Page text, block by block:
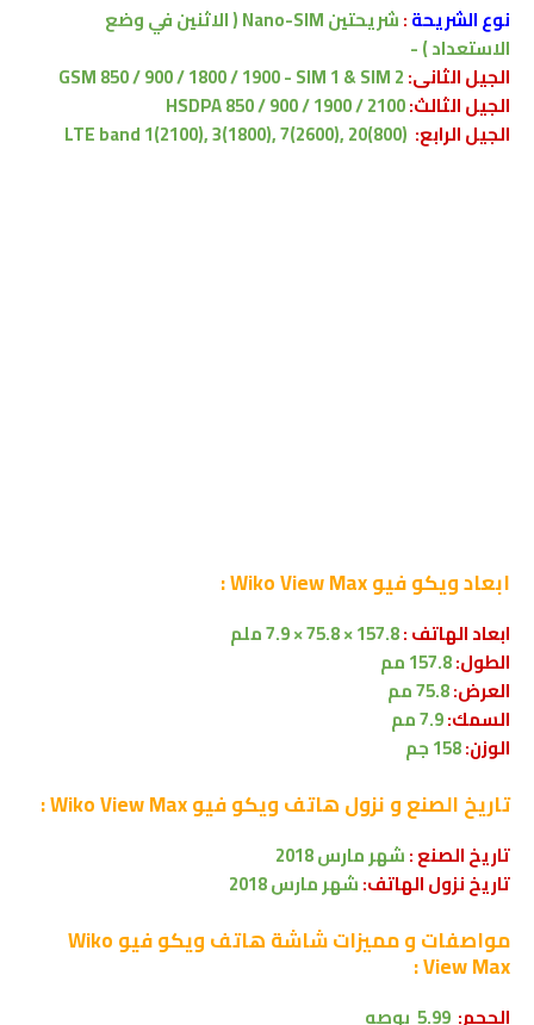
نوع الشريحة:
شريحتين Nano-SIM ( الاثنين في وضع
الاستعداد ) -
الجيل الثانى:GSM 850 / 900 / 1800 / 1900 - SIM 1 & SIM 2
الجيل الثالث:HSDPA 850 / 900 / 1900 / 2100
الجيل الرابع: LTE band 1(2100), 3(1800), 7(2600), 20(800)
ابعادويكو فيو Wiko View Max :
ابعاد الهاتف :157.8 × 75.8 × 7.9 ملم
الطول:157.8 مم
العرض:
السمك:7.9 مم
الوزن:
تاريخ الصنع و نزولهاتف ويكو فيو Wiko View Max :
تاريخ الصنع :شهرمارس 2018
تاريخ نزول الهاتف:شهرمارس 2018
مواصفات و مميزات شاشة هاتف ويكو فيو Wiko
View Max :
الحجم: